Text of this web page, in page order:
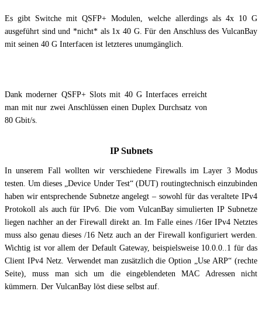
Es gibt Switche mit QSFP+ Modulen, welche allerdings als 4x 10 G
ausgeführt sind und *nicht* als 1x 40 G. Für den Anschluss des VulcanBay
mit seinen 40 G Interfacen ist letzteres unumgänglich.
Dank moderner QSFP+ Slots mit 40 G Interfaces erreicht
man mit nur zwei Anschlüssen einen Duplex Durchsatz von
80 Gbit/s.
IP Subnets
In unserem Fall wollten wir verschiedene Firewalls im Layer 3 Modus
testen. Um dieses „Device Under Test“ (DUT) routingtechnisch einzubinden
haben wir entsprechende Subnetze angelegt – sowohl für das veraltete IPv4
Protokoll als auch für IPv6. Die vom VulcanBay simulierten IP Subnetze
liegen nachher an der Firewall direkt an. Im Falle eines /16er IPv4 Netztes
muss also genau dieses /16 Netz auch an der Firewall konfiguriert werden.
Wichtig ist vor allem der Default Gateway, beispielsweise 10.0.0..1 für das
Client IPv4 Netz. Verwendet man zusätzlich die Option „Use ARP“ (rechte
Seite), muss man sich um die eingeblendeten MAC Adressen nicht
kümmern. Der VulcanBay löst diese selbst auf.